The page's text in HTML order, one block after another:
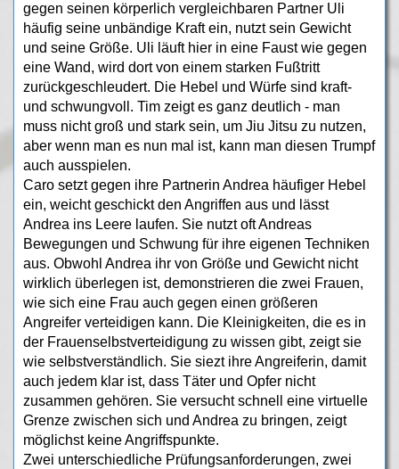
gegen seinen körperlich vergleichbaren Partner Uli
häufig seine unbändige Kraft ein, nutzt sein Gewicht
und seine Größe. Uli läuft hier in eine Faust wie gegen
eine Wand, wird dort von einem starken Fußtritt
zurückgeschleudert. Die Hebel und Würfe sind kraft-
und schwungvoll. Tim zeigt es ganz deutlich - man
muss nicht groß und stark sein, um Jiu Jitsu zu nutzen,
aber wenn man es nun mal ist, kann man diesen Trumpf
auch ausspielen.
Caro setzt gegen ihre Partnerin Andrea häufiger Hebel
ein, weicht geschickt den Angriffen aus und lässt
Andrea ins Leere laufen. Sie nutzt oft Andreas
Bewegungen und Schwung für ihre eigenen Techniken
aus. Obwohl Andrea ihr von Größe und Gewicht nicht
wirklich überlegen ist, demonstrieren die zwei Frauen,
wie sich eine Frau auch gegen einen größeren
Angreifer verteidigen kann. Die Kleinigkeiten, die es in
der Frauenselbstverteidigung zu wissen gibt, zeigt sie
wie selbstverständlich. Sie siezt ihre Angreiferin, damit
auch jedem klar ist, dass Täter und Opfer nicht
zusammen gehören. Sie versucht schnell eine virtuelle
Grenze zwischen sich und Andrea zu bringen, zeigt
möglichst keine Angriffspunkte.
Zwei unterschiedliche Prüfungsanforderungen, zwei